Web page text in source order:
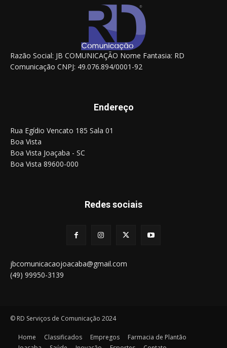
Razão Social: JB COMUNICAÇÃO Nome Fantasia: RD
Comunicação CNPJ: 49.076.894/0001-92
Endereço
Rua Egídio Vencato 185 Sala 01
Boa Vista
Boa Vista Joaçaba - SC
Boa Vista 89600-000
Redes sociais
jbcomunicacaojoacaba@gmail.com
(49) 99950-3139
© RD Serviços de Comunicação 2024
Home Classificados Empregos
Farmacia de Plantão